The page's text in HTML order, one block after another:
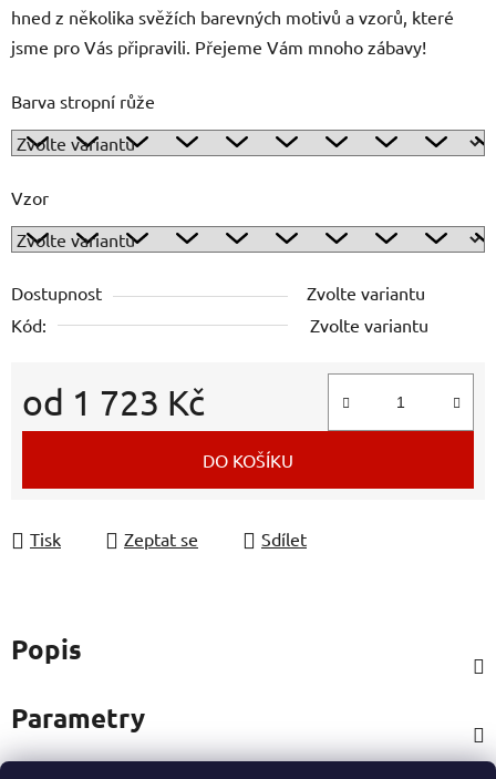
hned z několika svěžích barevných motivů a vzorů, které
jsme pro Vás připravili. Přejeme Vám mnoho zábavy!
Barva stropní růže
Vzor
Dostupnost
Zvolte variantu
Kód:
Zvolte variantu
od 1 723 Kč
Měrná cena:
DO KOŠÍKU
Tisk Zeptat se Sdílet
Popis
Parametry